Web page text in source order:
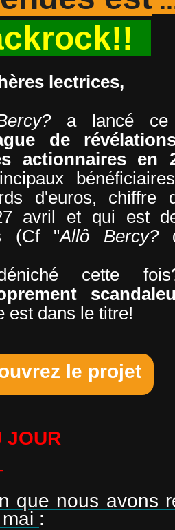
lectrices,
a lancé
de
actionnaires en
d'euros, chiffre
avril et qui est
(Cf "Allô Bercy?
cette
est dans le titre!
le projet
JOUR
que nous avons
: